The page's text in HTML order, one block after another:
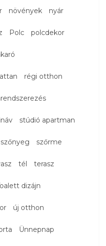
növények nyár
Polc polcdekor
régi otthon
stúdió apartman
szőnyeg szőrme
tél terasz
dizájn
új otthon
Ünnepnap